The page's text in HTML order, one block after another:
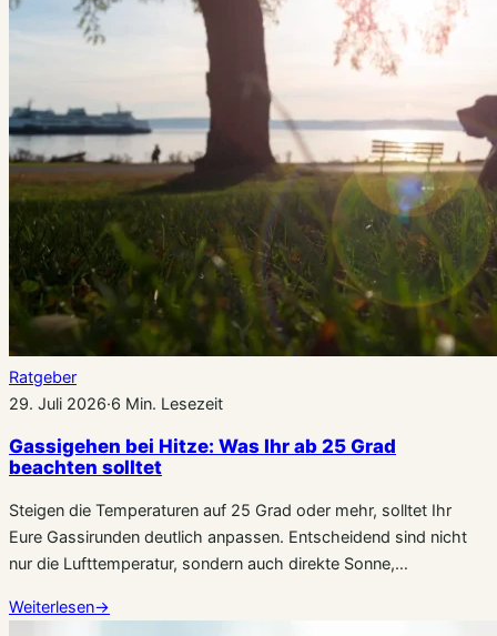
Ratgeber
29. Juli 2026·6 Min. Lesezeit
Gassigehen bei Hitze: Was Ihr ab 25 Grad
beachten solltet
Steigen die Temperaturen auf 25 Grad oder mehr, solltet Ihr
Eure Gassirunden deutlich anpassen. Entscheidend sind nicht
nur die Lufttemperatur, sondern auch direkte Sonne,…
Weiterlesen→